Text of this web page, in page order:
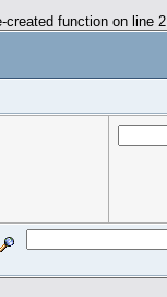
created function on line 2